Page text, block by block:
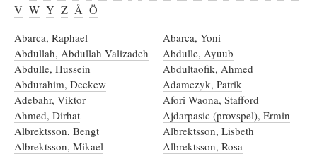
V W Y Z Å Ö
Abarca, Raphael
Abarca, Yoni
Abdullah, Abdullah Valizadeh
Abdulle, Ayuub
Abdulle, Hussein
Abdultaofik, Ahmed
Abdurahim, Deekew
Adamczyk, Patrik
Adebahr, Viktor
Afori Waona, Stafford
Ahmed, Dirhat
Ajdarpasic (provspel), Ermin
Albrektsson, Bengt
Albrektsson, Lisbeth
Albrektsson, Mikael
Albrektsson, Rosa